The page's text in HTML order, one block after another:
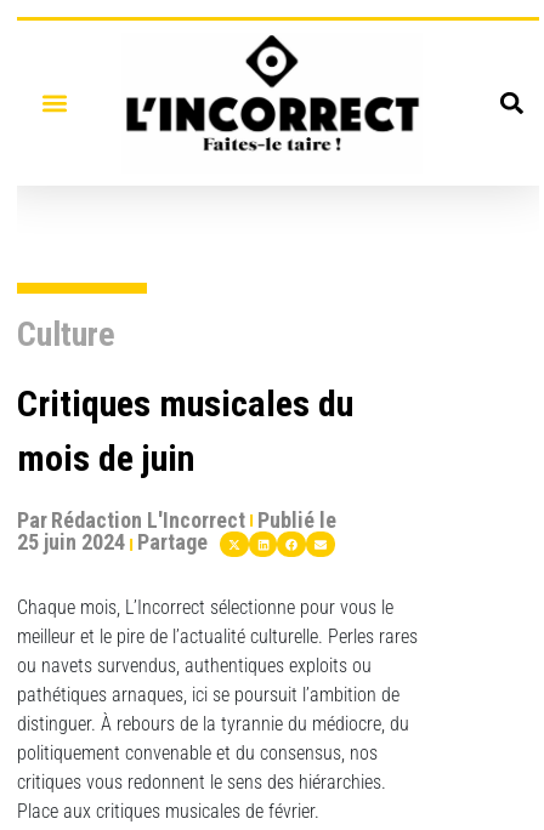
Culture
Critiques musicales du
mois de juin
ParRédaction L'Incorrect Publié le
25 juin 2024 Partage
Chaque mois, L’Incorrect sélectionne pour vous le
meilleur et le pire de l’actualité culturelle. Perles rares
ou navets survendus, authentiques exploits ou
pathétiques arnaques, ici se poursuit l’ambition de
distinguer. À rebours de la tyrannie du médiocre, du
politiquement convenable et du consensus, nos
critiques vous redonnent le sens des hiérarchies.
Place aux critiques musicales de février.